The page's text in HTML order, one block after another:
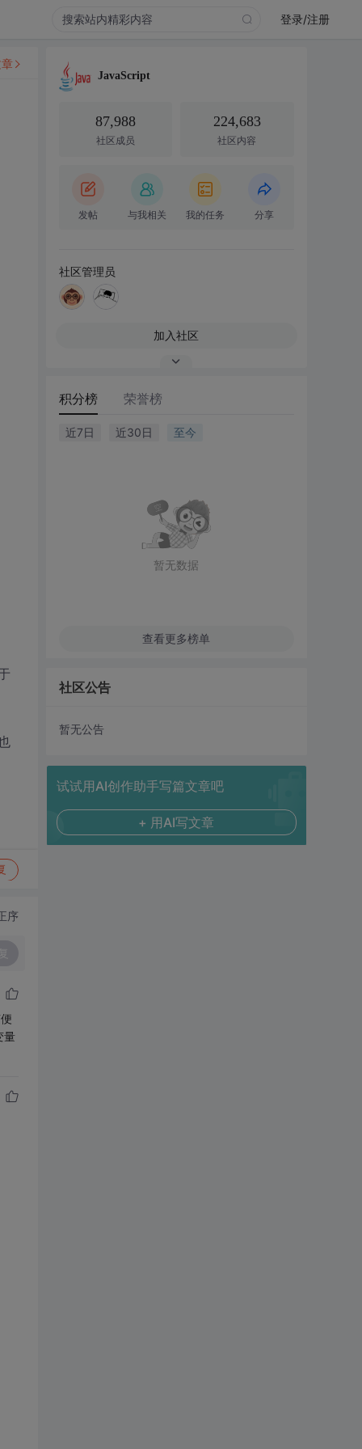
登录/注册
序
量
JavaScript
87,988
社区成员
224,683
社区内容
发帖 与我相关 我的任务 分享
社区管理员
加入社区
积分榜 荣誉榜
近7日 近30日 至今
暂无数据
查看更多榜单
社区公告
暂无公告
试试用AI创作助手写篇文章吧
+ 用AI写文章